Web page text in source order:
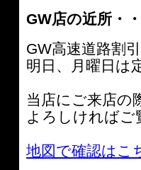
GW店の近所・
GW高速道路割
明日、月曜日は
当店にご来店の
よろしければご
地図で確認はこ